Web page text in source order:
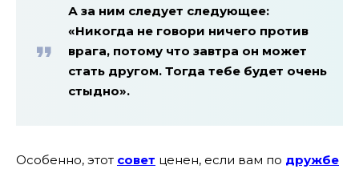
А за ним следует следующее:
«Никогда не говори ничего против
врага, потому что завтра он может
стать другом. Тогда тебе будет очень
стыдно».
Особенно, этот совет ценен, если вам по дружбе